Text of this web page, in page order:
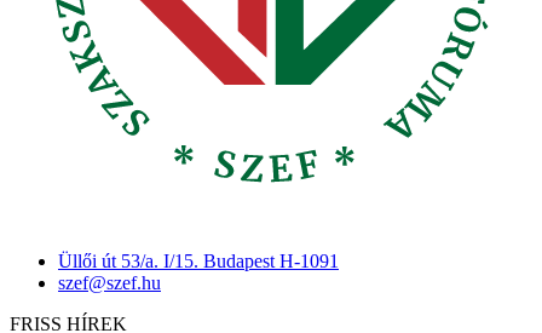
Üllői út 53/a. I/15. Budapest H-1091
szef@szef.hu
FRISS HÍREK